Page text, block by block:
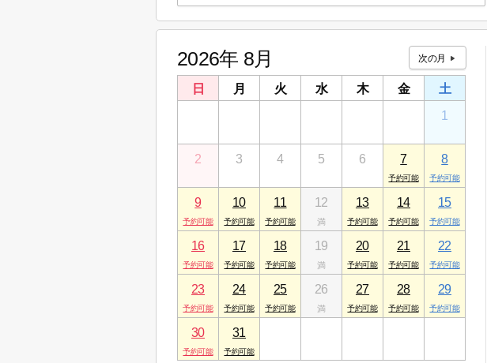
株式会社DAIKICHI不動産
株式会社DAIKICHI不動産
埼玉県鴻巣市天神２丁目2-36 ローヤルシティ鴻巣店舗 101
2026年 8月
日 月 火 水 木 金
土
1
2 3 4 5 6 7 8
9 10 11 12 13 14 15
16 17 18 19 20 21 22
23 24 25 26 27 28 29
30 31